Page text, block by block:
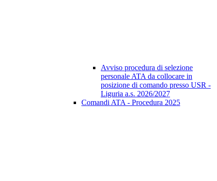
Avviso procedura di selezione
personale ATA da collocare in
posizione di comando presso USR -
Liguria a.s. 2026/2027
Comandi ATA - Procedura 2025